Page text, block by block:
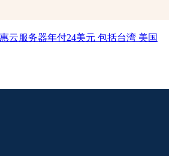
云服务器年付24美元 包括台湾 美国